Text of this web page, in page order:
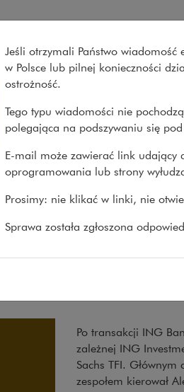
Procesy
bono
Nasze sprawy>
Goldman
ING
15.06.2026
B.V. w związku
Po transakcji ING
zależnej ING
Sachs TFI.
zespołem kierował
Jeśli otrzymali Państwo
w Polsce lub pilnej konieczności
ostrożność.
Tego typu wiadomości nie
polegająca na podszywaniu się
E-mail może zawierać link udający
oprogramowania lub strony
Prosimy: nie klikać w linki, nie
Sprawa została zgłoszona